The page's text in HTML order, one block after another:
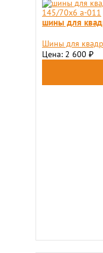
шины для
Шины для
Цена: 2 600 ₽